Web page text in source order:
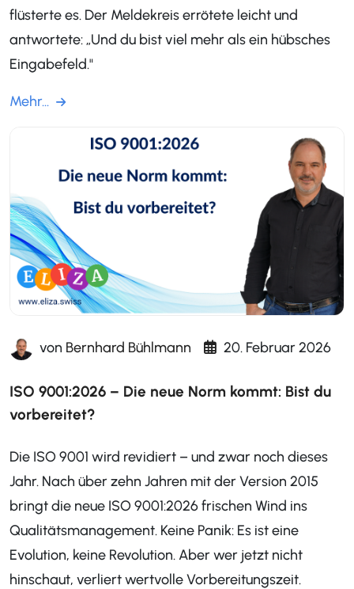
flüsterte es. Der Meldekreis errötete leicht und
antwortete: „Und du bist viel mehr als ein hübsches
Eingabefeld."
Mehr...
von Bernhard Bühlmann 20. Februar 2026
ISO 9001:2026 – Die neue Norm kommt: Bist du
vorbereitet?
Die ISO 9001 wird revidiert – und zwar noch dieses
Jahr. Nach über zehn Jahren mit der Version 2015
bringt die neue ISO 9001:2026 frischen Wind ins
Qualitätsmanagement. Keine Panik: Es ist eine
Evolution, keine Revolution. Aber wer jetzt nicht
hinschaut, verliert wertvolle Vorbereitungszeit.